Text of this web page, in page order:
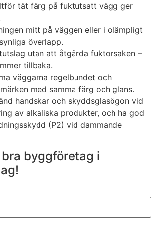
tät färg på fuktutsatt vägg ger
mitt på väggen eller i olämpligt
överlapp.
utan att åtgärda fuktorsaken –
tillbaka.
väggarna regelbundet och
med samma färg och glans.
handskar och skyddsglasögon vid
av alkaliska produkter, och ha god
(P2) vid dammande
byggföretag i